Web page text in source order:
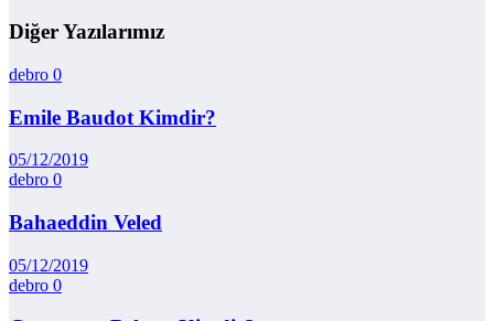
Diğer Yazılarımız
debro 0
Emile Baudot Kimdir?
05/12/2019
debro 0
Bahaeddin Veled
05/12/2019
debro 0